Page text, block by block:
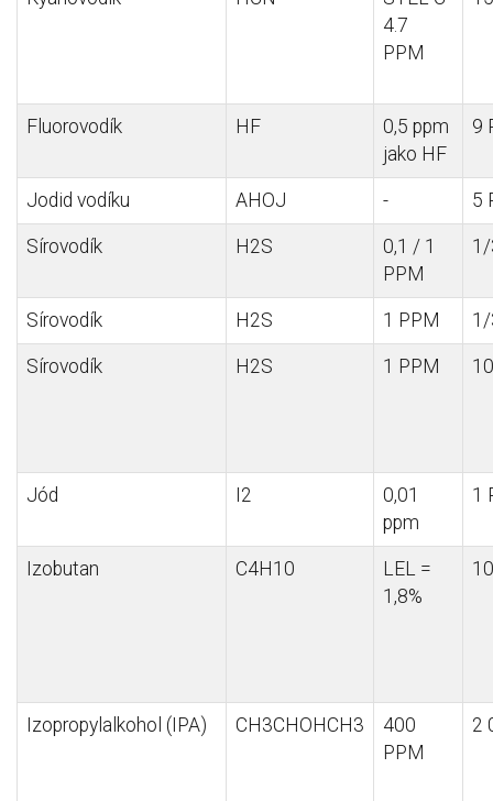
4.7
PPM
Fluorovodík HF
0,5 ppm
jako HF
9
Jodid vodíku AHOJ - 5
Sírovodík H2S
0,1 / 1
PPM
Sírovodík H2S 1 PPM
Sírovodík H2S 1 PPM
Jód I2
0,01
ppm
1
Izobutan C4H10
LEL =
1,8%
Izopropylalkohol (IPA) CH3CHOHCH3
400
PPM
2